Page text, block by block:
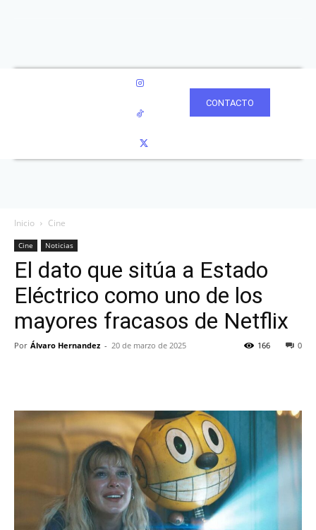
CONTACTO
Inicio Cine
Cine Noticias
El dato que sitúa a Estado
Eléctrico como uno de los
mayores fracasos de Netflix
Por Álvaro Hernandez - 20 de marzo de 2025 0
166